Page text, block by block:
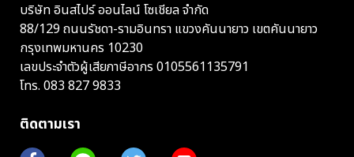
บริษัท อินสไปร์ ออนไลน์ โซเชียล จำกัด
88/129 ถนนรัชดา-รามอินทรา แขวงคันนายาว เขตคันนายาว
กรุงเทพมหานคร 10230
เลขประจำตัวผู้เสียภาษีอากร 0105561135791
โทร. 083 827 9833
ติดตามเรา